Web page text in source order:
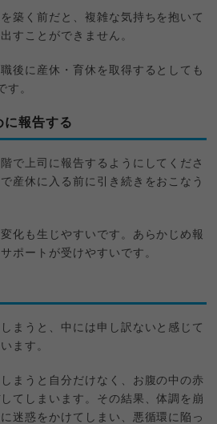
築く前だと、複雑な気持ちを抱いて
すことができません。
後に産休・育休を取得するとしても
す。
に報告する
で上司に報告するようにしてくださ
産休に入る前に引き続きをおこなう
化も生じやすいです。あらかじめ報
ポートが受けやすいです。
まうと、中には申し訳ないと感じて
ます。
まうと自分だけなく、お腹の中の赤
てしまいます。その結果、体調を崩
迷惑をかけてしまい、悪循環に陥っ